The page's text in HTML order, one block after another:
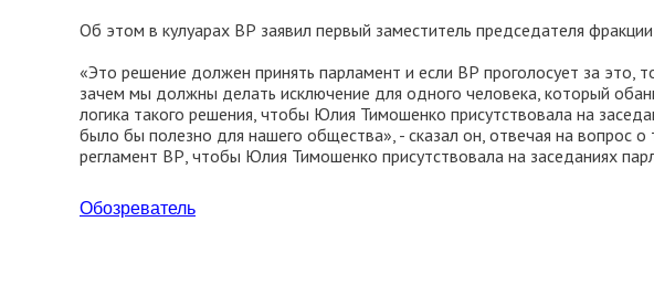
Об этом в кулуарах ВР заявил первый заместитель председателя
«Это решение должен принять парламент и если ВР проголосует за это,
зачем мы должны делать исключение для одного человека, который
логика такого решения, чтобы Юлия Тимошенко присутствовала на
было бы полезно для нашего общества», - сказал он, отвечая на вопрос
регламент ВР, чтобы Юлия Тимошенко присутствовала на заседаниях
Обозреватель